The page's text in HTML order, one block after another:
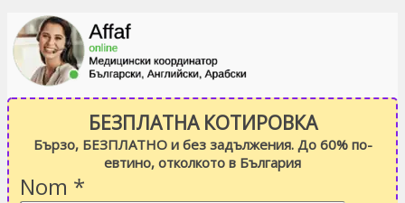
БЕЗПЛАТНА КОТИРОВКА
Бързо, БЕЗПЛАТНО и без задължения. До 60% по-
евтино, отколкото в България
Nom *